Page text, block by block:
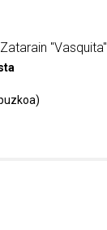
"Vasquita"